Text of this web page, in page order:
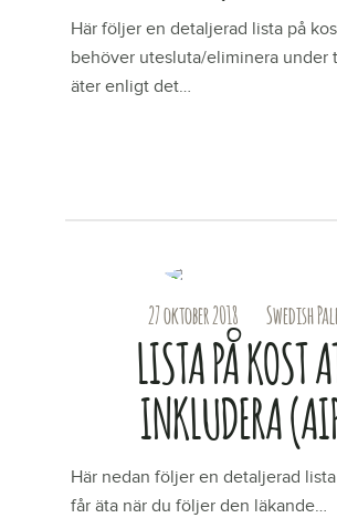
Här följer en detaljerad lista på
behöver utesluta/eliminera under
äter enligt det…
27 oktober 2018 Swedish
LISTA PÅ KOST
INKLUDERA
Här nedan följer en detaljerad
får äta när du följer den läkande…